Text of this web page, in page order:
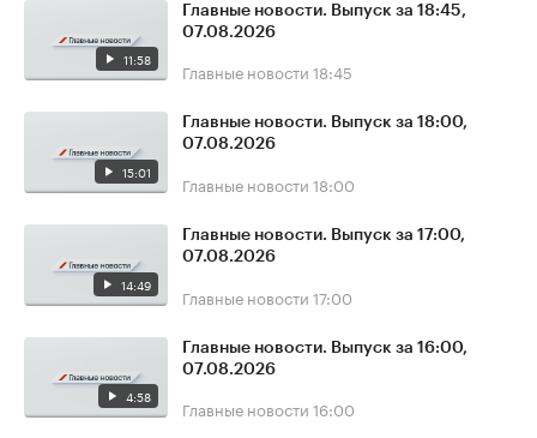
11:58
Главные новости. Выпуск за 18:45,
07.08.2026
Главные новости 18:45
15:01
Главные новости. Выпуск за 18:00,
07.08.2026
Главные новости 18:00
14:49
Главные новости. Выпуск за 17:00,
07.08.2026
Главные новости 17:00
4:58
Главные новости. Выпуск за 16:00,
07.08.2026
Главные новости 16:00